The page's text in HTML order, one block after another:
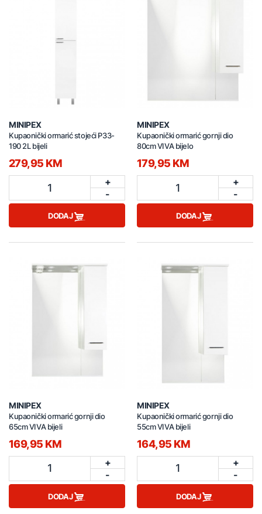
MINIPEX
Kupaonički ormarić stojeći P33-
190 2L bijeli
279,95 KM
1
+
-
DODAJ
MINIPEX
Kupaonički ormarić gornji dio
80cm VIVA bijelo
179,95 KM
1
+
-
DODAJ
MINIPEX
Kupaonički ormarić gornji dio
65cm VIVA bijeli
169,95 KM
1
+
-
DODAJ
MINIPEX
Kupaonički ormarić gornji dio
55cm VIVA bijeli
164,95 KM
1
+
-
DODAJ